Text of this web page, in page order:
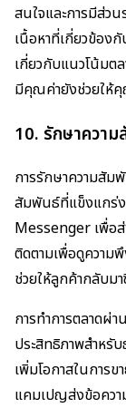
สนใจและการมีส่ว
เนื้อหาที่เกี่ยวข้อง
เกี่ยวกับแนวโน้มต
มีคุณค่ายังช่วยให้คุ
10. รักษาควา
การรักษาความสัม
สัมพันธ์ที่แข็งแกร่
Messenger เพื่อ
ติดตามเพื่อดูความ
ช่วยให้ลูกค้ากลับ
การทำการตลาดผ่
ประสิทธิภาพสำหรั
เพิ่มโอกาสในการ
แคมเปญส่งข้อควา